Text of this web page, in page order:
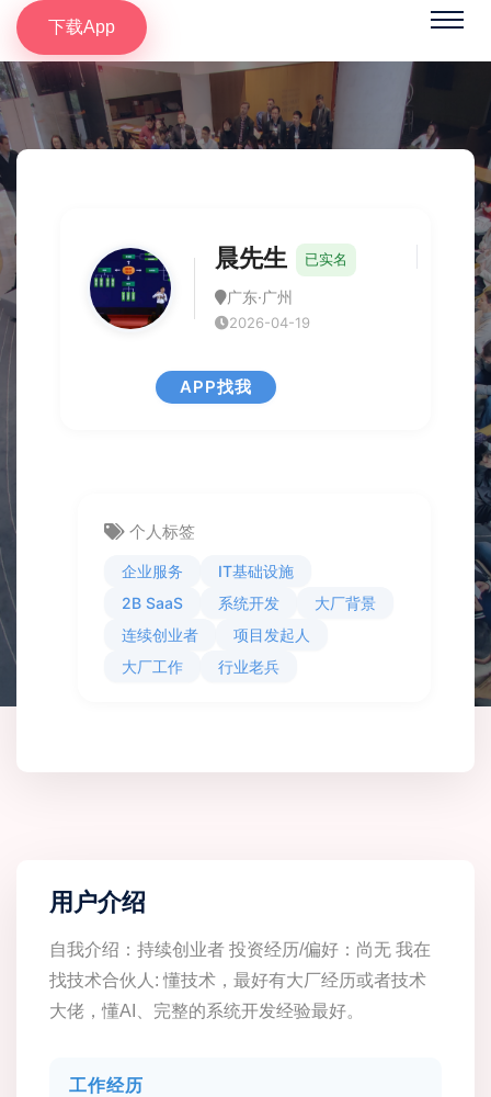
下载App
晨先生 已实名
广东·广州
2026-04-19
APP找我
个人标签
企业服务
IT基础设施
2B SaaS
系统开发
大厂背景
连续创业者
项目发起人
大厂工作
行业老兵
用户介绍
自我介绍：持续创业者 投资经历/偏好：尚无 我在
找技术合伙人: 懂技术，最好有大厂经历或者技术
大佬，懂AI、完整的系统开发经验最好。
工作经历